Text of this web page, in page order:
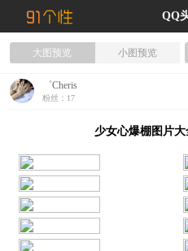
QQ
大图预览 小图预览
゜Cheris
粉丝：17
少女心爆棚图片